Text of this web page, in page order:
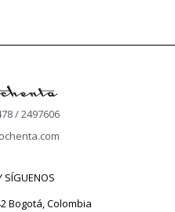
/ 2497606
SÍGUENOS
Bogotá, Colombia